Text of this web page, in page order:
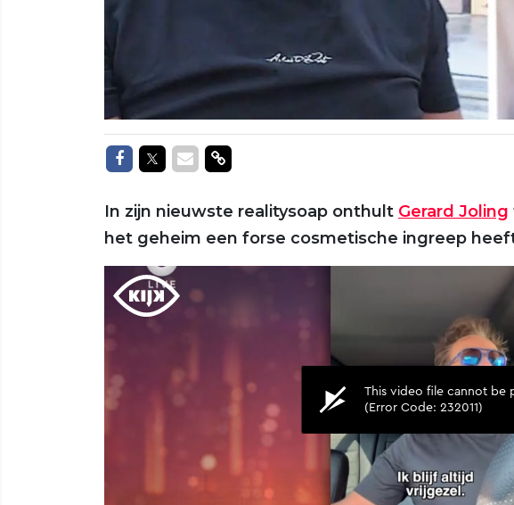
Delen op Facebook
Delen op Twitter
Delen via Mail
Delen via link
In zijn nieuwste realitysoap onthult Gerard Joling
het geheim een forse cosmetische ingreep